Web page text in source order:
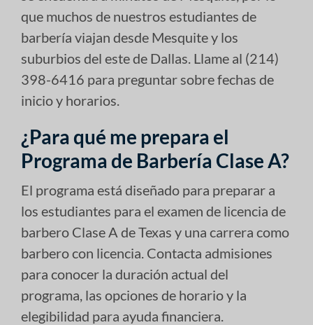
que muchos de nuestros estudiantes de
barbería viajan desde Mesquite y los
suburbios del este de Dallas. Llame al (214)
398-6416 para preguntar sobre fechas de
inicio y horarios.
¿Para qué me prepara el
Programa de Barbería Clase A?
El programa está diseñado para preparar a
los estudiantes para el examen de licencia de
barbero Clase A de Texas y una carrera como
barbero con licencia. Contacta admisiones
para conocer la duración actual del
programa, las opciones de horario y la
elegibilidad para ayuda financiera.